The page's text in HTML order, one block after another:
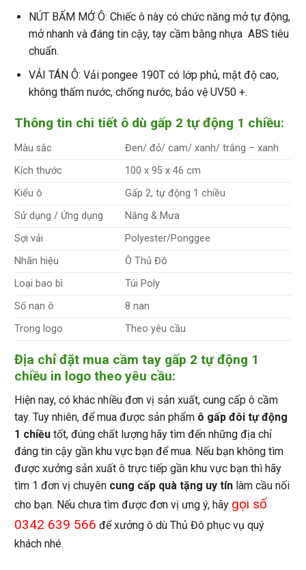
NÚT BẤM MỞ Ô: Chiếc ô này có chức năng mở tự động,
mở nhanh và đáng tin cậy, tay cầm bằng nhựa ABS tiêu
chuẩn.
VẢI TÁN Ô: Vải pongee 190T có lớp phủ, mật độ cao,
không thấm nước, chống nước, bảo vệ UV50 +.
Thông tin chi tiết ô dù gấp 2 tự động 1 chiều:
Màu sắc
Đen/ đỏ/ cam/ xanh/ trắng – xanh
Kích thước
100 x 95 x 46 cm
Kiểu ô
Gấp 2, tự động 1 chiều
Sử dụng / Ứng dụng
Nắng & Mưa
Sợi vải
Polyester/Ponggee
Nhãn hiệu
Ô Thủ Đô
Loại bao bì
Túi Poly
Số nan ô
8 nan
Trong logo
Theo yêu cầu
Địa chỉ đặt mua cầm tay gấp 2 tự động 1
chiều in logo theo yêu cầu:
Hiện nay, có khác nhiều đơn vị sản xuất, cung cấp ô cầm
tay. Tuy nhiên, để mua được sản phẩm ô gấp đôi tự động
1 chiều tốt, đúng chất lượng hãy tìm đến những địa chỉ
đáng tin cậy gần khu vực bạn để mua. Nếu bạn không tìm
được xưởng sản xuất ô trực tiếp gần khu vực bạn thì hãy
tìm 1 đơn vị chuyên cung cấp quà tặng uy tín làm cầu nối
cho bạn. Nếu chưa tìm được đơn vị ưng ý, hãy gọi số
0342 639 566 để xưởng ô dù Thủ Đô phục vụ quý
khách nhé.